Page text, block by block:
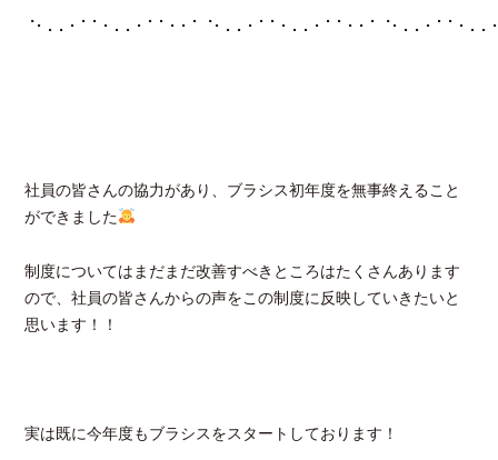
社員の皆さんの協力があり、ブラシス初年度を無事終えること
ができました
制度についてはまだまだ改善すべきところはたくさんあります
ので、社員の皆さんからの声をこの制度に反映していきたいと
思います！！
実は既に今年度もブラシスをスタートしております！